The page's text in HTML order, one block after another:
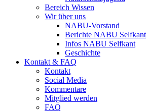
Bereich Wissen
Wir über uns
NABU-Vorstand
Berichte NABU Selfkant
Infos NABU Selfkant
Geschichte
Kontakt & FAQ
Kontakt
Social Media
Kommentare
Mitglied werden
FAQ